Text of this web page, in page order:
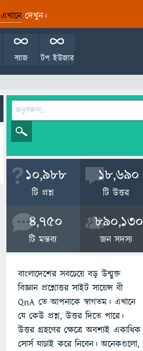
এখানেদেখুন।
টপ ইউজার
ব্যাজ
10,988
টি প্রশ্ন
18,690
টি উত্তর
4,750
টি মন্তব্য
890,130
জন সদস্য
বাংলাদেশের সবচেয়ে বড় উন্মুক্ত
বিজ্ঞান প্রশ্নোত্তর সাইট সায়েন্স বী
QnA তে আপনাকে স্বাগতম। এখানে
যে কেউ প্রশ্ন, উত্তর দিতে পারে।
উত্তর গ্রহণের ক্ষেত্রে অবশ্যই একাধিক
সোর্স যাচাই করে নিবেন। অনেকগুলো,